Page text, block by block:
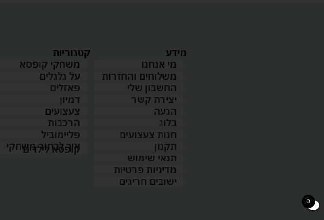
מידע
מי אנחנו
משלוחים והחזרות
החשבון שלי
יצירת קשר
הגעה
בלוג
חנות צעצועים
תקנון
תנאי שימוש
מדיניות פרטיות
ישובים חריגים
קטגוריות
משחקי קופסא
על גלגלים
פאזלים
דמיון
צעצועים
הרכבות
פליימוביל
איך לבחור משחקי
קופסא לילדים
0